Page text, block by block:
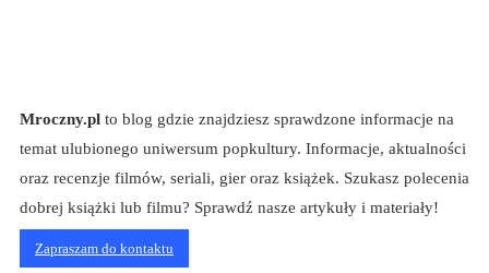
Mroczny.pl to blog gdzie znajdziesz sprawdzone informacje na
temat ulubionego uniwersum popkultury. Informacje, aktualności
oraz recenzje filmów, seriali, gier oraz książek. Szukasz polecenia
dobrej książki lub filmu? Sprawdź nasze artykuły i materiały!
Zapraszam do kontaktu